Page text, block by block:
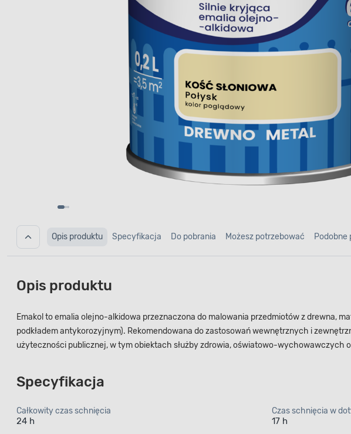
Opis produktu Specyfikacja Do pobrania Możesz potrzebować Podobne
Opis produktu
Emakol to emalia olejno-alkidowa przeznaczona do malowania przedmiotów z drewna,
podkładem antykorozyjnym). Rekomendowana do zastosowań wewnętrznych i
użyteczności publicznej, w tym obiektach służby zdrowia, oświatowo-wychowawczych
Specyfikacja
Całkowity czas schnięcia
24 h
Czas schnięcia w
17 h